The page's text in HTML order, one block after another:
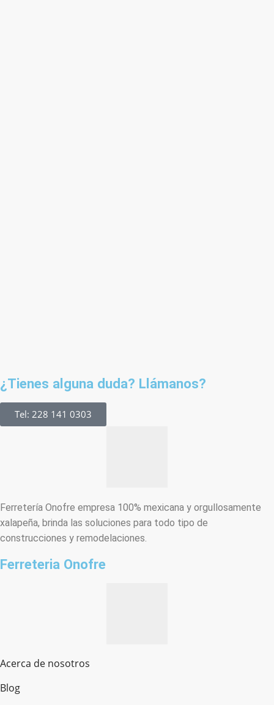
¿Tienes alguna duda? Llámanos?
Tel: 228 141 0303
Ferretería Onofre empresa 100% mexicana y orgullosamente
xalapeña, brinda las soluciones para todo tipo de
construcciones y remodelaciones.
Ferreteria Onofre
Acerca de nosotros
Blog